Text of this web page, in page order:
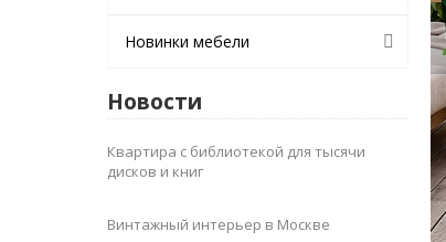
Новинки мебели
Новости
Квартира с библиотекой для тысячи
дисков и книг
Винтажный интерьер в Москве